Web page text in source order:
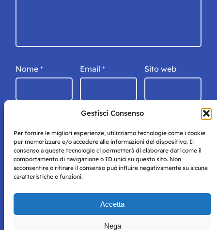
Gestisci Consenso
Per fornire le migliori esperienze, utilizziamo tecnologie come i cookie
per memorizzare e/o accedere alle informazioni del dispositivo. Il
consenso a queste tecnologie ci permetterà di elaborare dati come il
comportamento di navigazione o ID unici su questo sito. Non
acconsentire o ritirare il consenso può influire negativamente su alcune
caratteristiche e funzioni.
Accetta
Nega
Nome * Email * Sito web
Storie di Napoli è una testata registrata presso il tribunale di